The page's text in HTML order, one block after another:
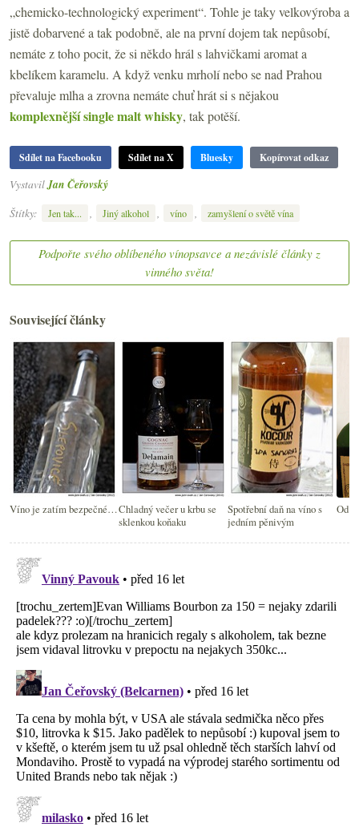
„chemicko-technologický experiment“. Tohle je taky velkovýroba a
jistě dobarvené a tak podobně, ale na první dojem tak nepůsobí,
nemáte z toho pocit, že si někdo hrál s lahvičkami aromat a
kbelíkem karamelu. A když venku mrholí nebo se nad Prahou
převaluje mlha a zrovna nemáte chuť hrát si s nějakou
komplexnější single malt whisky, tak potěší.
Sdílet na Facebooku Sdílet na X Bluesky Kopírovat odkaz
Vystavil Jan Čeřovský
Štítky:
Jen tak... , Jiný alkohol , víno , zamyšlení o světě vína
Podpořte svého oblíbeného vínopsavce a nezávislé články z
vinného světa!
Související články
Víno je zatím bezpečné…Chladný večer u krbu se
sklenkou koňaku
Spotřební daň na víno s
jedním pěnivým
Od